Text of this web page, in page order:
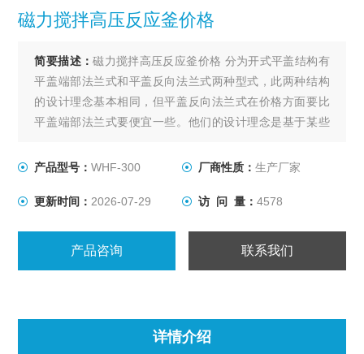
磁力搅拌高压反应釜价格
简要描述：磁力搅拌高压反应釜价格 分为开式平盖结构有
平盖端部法兰式和平盖反向法兰式两种型式，此两种结构
的设计理念基本相同，但平盖反向法兰式在价格方面要比
平盖端部法兰式要便宜一些。他们的设计理念是基于某些
温度没有太大的限制，容积较小（3000L以下）的工况条
产品型号：WHF-300 厂商性质： 生产厂家
更新时间： 2026-07-29 访 问 量： 4578
产品咨询 联系我们
详情介绍